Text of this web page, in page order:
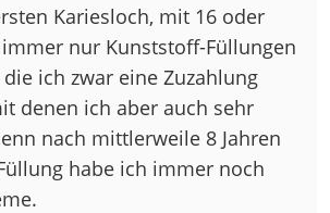
Kariesloch, mit 16 oder
nur Kunststoff-Füllungen
ich zwar eine Zuzahlung
denen ich aber auch sehr
nach mittlerweile 8 Jahren
habe ich immer noch